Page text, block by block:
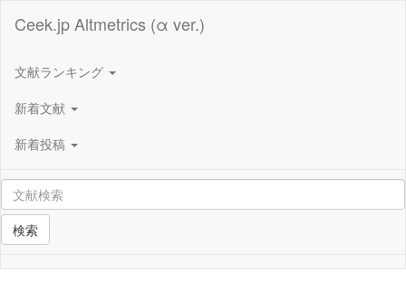
Ceek.jp Altmetrics (α ver.)
文献ランキング
新着文献
新着投稿
検索